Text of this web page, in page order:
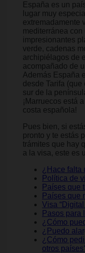
España es un
lugar muy
extremadamente
mediterránea
impresionantes
verde, cadenas
archipiélagos de
acompañado de
Además España
desde Tarifa
sur de la
¡Marruecos está
costa española!
Pues bien, si
pronto y te estás
trámites que hay
a la visa, este es
¿Hace falta
Política de
Países que
Países que
Visa
Pasos para
¿Cómo
¿Puedo
¿Cómo
otros